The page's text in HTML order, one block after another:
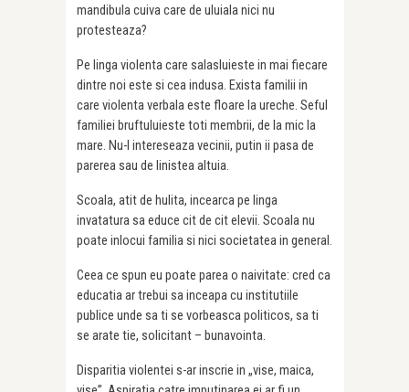
mandibula cuiva care de uluiala nici nu
protesteaza?
Pe linga violenta care salasluieste in mai fiecare
dintre noi este si cea indusa. Exista familii in
care violenta verbala este floare la ureche. Seful
familiei bruftuluieste toti membrii, de la mic la
mare. Nu-l intereseaza vecinii, putin ii pasa de
parerea sau de linistea altuia.
Scoala, atit de hulita, incearca pe linga
invatatura sa educe cit de cit elevii. Scoala nu
poate inlocui familia si nici societatea in general.
Ceea ce spun eu poate parea o naivitate: cred ca
educatia ar trebui sa inceapa cu institutiile
publice unde sa ti se vorbeasca politicos, sa ti
se arate tie, solicitant – bunavointa.
Disparitia violentei s-ar inscrie in „vise, maica,